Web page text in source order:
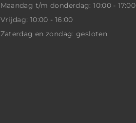
Maandag t/m donderdag: 10:00 - 17:00
Vrijdag: 10:00 - 16:00
Zaterdag en zondag: gesloten